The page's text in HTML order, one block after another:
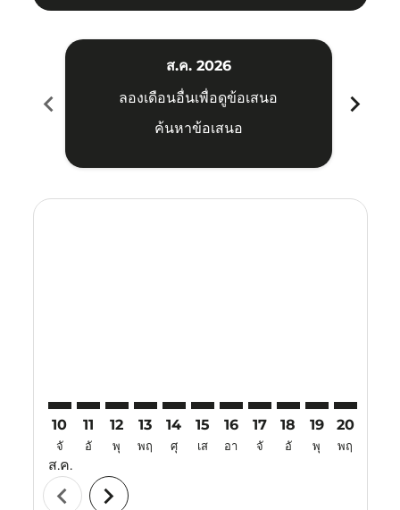
chevron_left
ส.ค. 2026
ลองเดือนอื่นเพื่อดูข้อเสนอ
ค้นหาข้อเสนอ
chevron_right
10
จั
ส.ค.
11
อั
12
พุ
13
พฤ
14
ศุ
15
เส
16
อา
17
จั
18
อั
19
พุ
20
พฤ
chevron_left chevron_right